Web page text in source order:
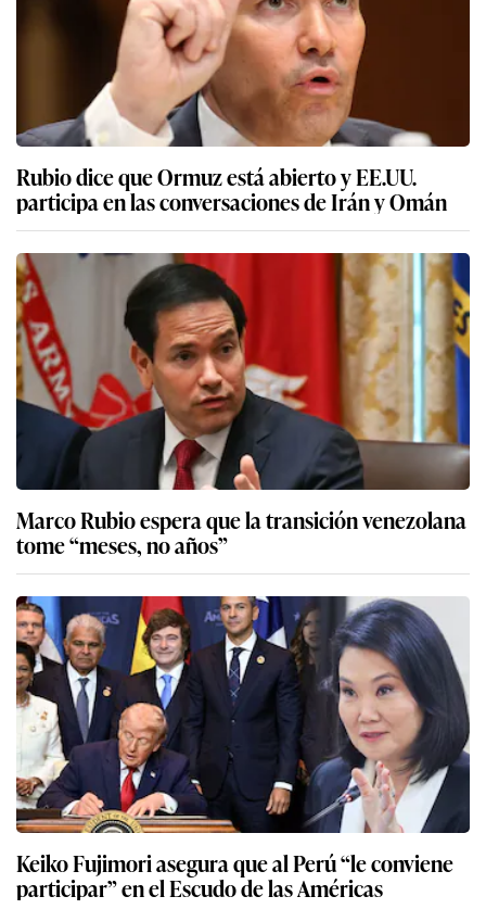
Rubio dice que Ormuz está abierto y EE.UU.
participa en las conversaciones de Irán y Omán
Marco Rubio espera que la transición venezolana
tome “meses, no años”
Keiko Fujimori asegura que al Perú “le conviene
participar” en el Escudo de las Américas